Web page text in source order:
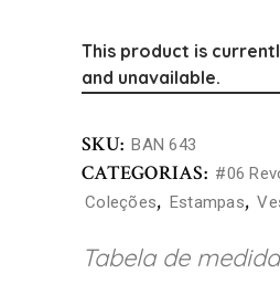
This product is
and unavailable.
SKU: BAN 643
CATEGORIAS: #06
Coleções, Estampas,
Tabela de